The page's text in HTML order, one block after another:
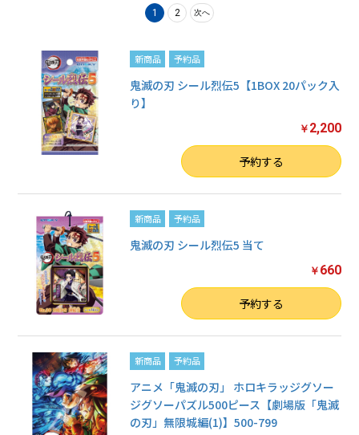
1 2 次へ
新商品 予約品
鬼滅の刃 シール烈伝5【1BOX 20パック入
り】
￥ 2,200
予約する
新商品 予約品
鬼滅の刃 シール烈伝5 当て
￥ 660
予約する
新商品 予約品
アニメ「鬼滅の刃」 ホロキラッジグソー
ジグソーパズル500ピース【劇場版「鬼滅
の刃」無限城編(1)】500-799